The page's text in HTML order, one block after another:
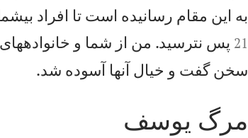
به اين مقام رسانيده است تا افراد
21 پس نترسيد. من از شما و
سخن گفت و خيال آنها آسوده شد.
مرگ يوسف